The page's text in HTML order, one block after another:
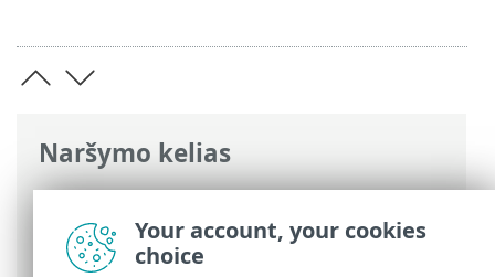
Naršymo kelias
ESET interneto žinynas>ESET Mobile
Security >Darbas su ESET Mobile
Security > Mokėjimų apsauga
Your account, your cookies
choice